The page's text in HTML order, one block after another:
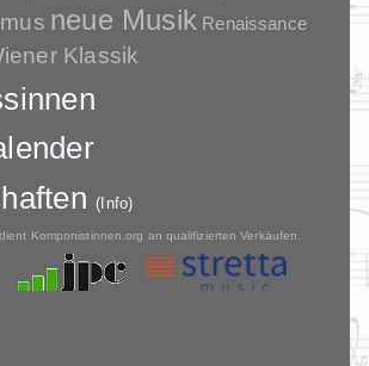
neue Musik Renaissance
Klassik
(Info)
Komponistinnen.org an qualifizierten Verkäufen.